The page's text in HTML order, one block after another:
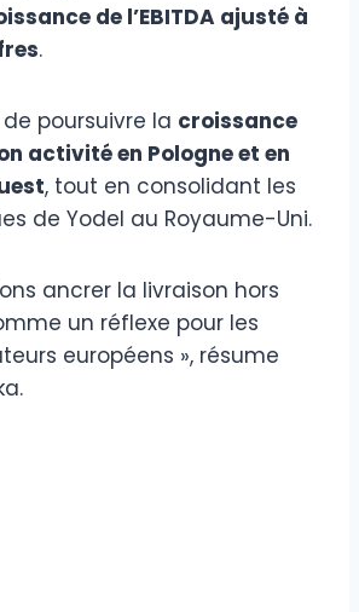
de l’EBITDA ajusté à
.
poursuivre la croissance
activité en Pologne et en
, tout en consolidant les
de Yodel au Royaume-Uni.
ancrer la livraison hors
un réflexe pour les
européens », résume